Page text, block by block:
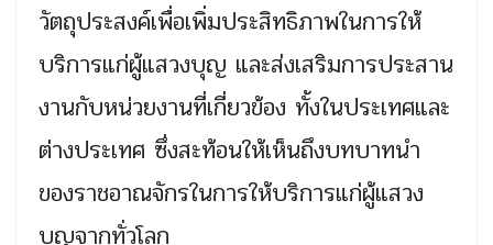
วัตถุประสงค์เพื่อเพิ่มประสิทธิภาพในการให้
บริการแก่ผู้แสวงบุญ และส่งเสริมการประสาน
งานกับหน่วยงานที่เกี่ยวข้อง ทั้งในประเทศและ
ต่างประเทศ ซึ่งสะท้อนให้เห็นถึงบทบาทนำ
ของราชอาณจักรในการให้บริการแก่ผู้แสวง
บุญจากทั่วโลก